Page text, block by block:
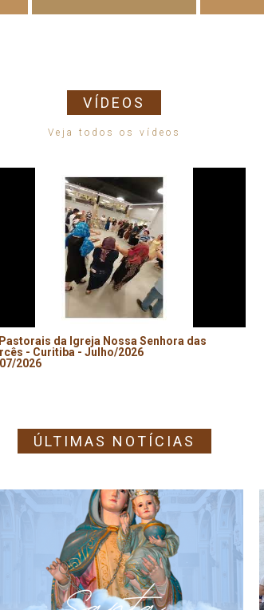
VÍDEOS
Veja todos os vídeos
da Igreja Nossa Senhora das
- Curitiba - Julho/2026
2026
ÚLTIMAS NOTÍCIAS